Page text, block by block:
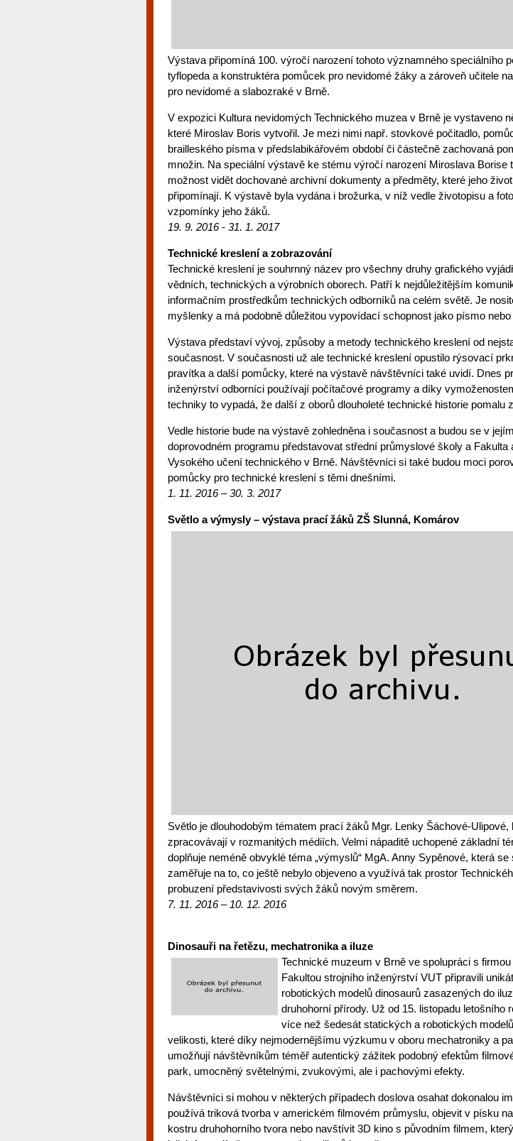
Výstava připomíná 100. výročí narození tohoto významného speciálního
tyflopeda a konstruktéra pomůcek pro nevidomé žáky a zároveň učitele
pro nevidomé a slabozraké v Brně.
V expozici Kultura nevidomých Technického muzea v Brně je vystaveno
které Miroslav Boris vytvořil. Je mezi nimi např. stovkové počitadlo,
brailleského písma v předslabikářovém období či částečně zachovaná
množin. Na speciální výstavě ke stému výročí narození Miroslava Borise
možnost vidět dochované archivní dokumenty a předměty, které jeho
připomínají. K výstavě byla vydána i brožurka, v níž vedle životopisu a
vzpomínky jeho žáků.
19. 9. 2016 - 31. 1. 2017
Technické kreslení a zobrazování
Technické kreslení je souhrnný název pro všechny druhy grafického
vědních, technických a výrobních oborech. Patří k nejdůležitějším
informačním prostředkům technických odborníků na celém světě. Je
myšlenky a má podobně důležitou vypovídací schopnost jako písmo
Výstava představí vývoj, způsoby a metody technického kreslení od
současnost. V současnosti už ale technické kreslení opustilo rýsovací
pravítka a další pomůcky, které na výstavě návštěvníci také uvidí. Dnes
inženýrství odborníci používají počítačové programy a díky
techniky to vypadá, že další z oborů dlouholeté technické historie pomalu
Vedle historie bude na výstavě zohledněna i současnost a budou se v
doprovodném programu představovat střední průmyslové školy a Fakulta
Vysokého učení technického v Brně. Návštěvníci si také budou moci
pomůcky pro technické kreslení s těmi dnešními.
1. 11. 2016 – 30. 3. 2017
Světlo a výmysly – výstava prací žáků ZŠ Slunná, Komárov
Světlo je dlouhodobým tématem prací žáků Mgr. Lenky Šáchové-Ulipové,
zpracovávají v rozmanitých médiích. Velmi nápaditě uchopené základní
doplňuje neméně obvyklé téma „výmyslů“ MgA. Anny Sypěnové, která
zaměřuje na to, co ještě nebylo objeveno a využívá tak prostor
probuzení představivosti svých žáků novým směrem.
7. 11. 2016 – 10. 12. 2016
Dinosauři na řetězu, mechatronika a iluze
Technické muzeum v Brně ve spolupráci s
Fakultou strojního inženýrství VUT připravili
robotických modelů dinosaurů zasazených do
druhohorní přírody. Už od 15. listopadu letošního
více než šedesát statických a robotických
velikosti, které díky nejmodernějšímu výzkumu v oboru mechatroniky a
umožňují návštěvníkům téměř autentický zážitek podobný efektům
park, umocněný světelnými, zvukovými, ale i pachovými efekty.
Návštěvníci si mohou v některých případech doslova osahat dokonalou
používá triková tvorba v americkém filmovém průmyslu, objevit v písku
kostru druhohorního tvora nebo navštívit 3D kino s původním filmem,